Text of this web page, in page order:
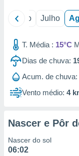
Junho Julho
T. Média : 15°C
Dias de chuva:
Acum. de chuva:
Vento médio: 4
Nascer e Pôr
Nascer do sol
06:02